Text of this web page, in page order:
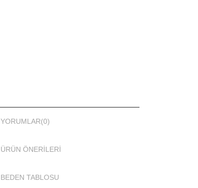
YORUMLAR(0)
ÜRÜN ÖNERILERI
BEDEN TABLOSU